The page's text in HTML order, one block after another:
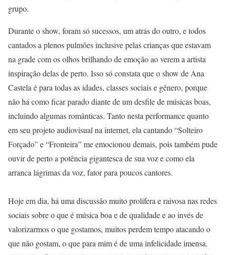
grupo.
Durante o show, foram só sucessos, um atrás do outro, e todos
cantados a plenos pulmões inclusive pelas crianças que estavam
na grade com os olhos brilhando de emoção ao verem a artista
inspiração delas de perto. Isso só constata que o show de Ana
Castela é para todas as idades, classes sociais e gênero, porque
não há como ficar parado diante de um desfile de músicas boas,
incluindo algumas românticas. Tanto nesta performance quanto
em seu projeto audiovisual na internet, ela cantando “Solteiro
Forçado” e “Fronteira” me emocionou demais, pois também pude
ouvir de perto a potência gigantesca de sua voz e como ela
arranca lágrimas da voz, fator para poucos cantores.
Hoje em dia, há uma discussão muito prolífera e raivosa nas redes
sociais sobre o que é música boa e de qualidade e ao invés de
valorizarmos o que gostamos, muitos perdem tempo atacando o
que não gostam, o que para mim é de uma infelicidade imensa.